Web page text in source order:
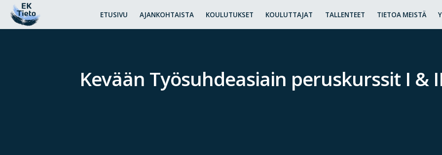
ETUSIVU AJANKOHTAISTA KOULUTUKSET KOULUTTAJAT TALLENTEET TIETOA MEISTÄ
Kevään Työsuhdeasiain peruskurssit I &